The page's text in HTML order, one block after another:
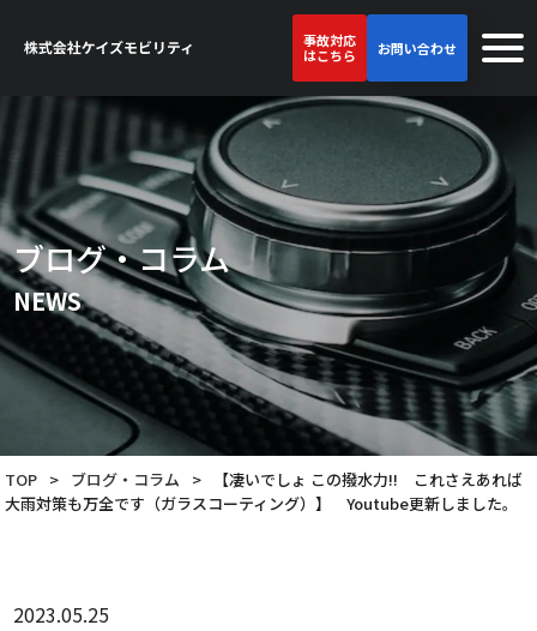
事故対応
はこちら
お問い合わせ
ブログ・コラム
NEWS
TOP > ブログ・コラム >
【凄いでしょ この撥水力!! これさえあれば
大雨対策も万全です（ガラスコーティング）】 Youtube更新しました。
2023.05.25